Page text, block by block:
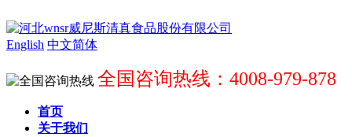
English 中文简体
全国咨询热线：4008-979-878
首页
关于我们